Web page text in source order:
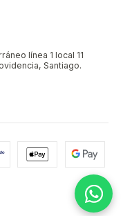
línea 1 local 11
Santiago.